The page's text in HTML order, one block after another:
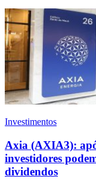
Investimentos
Axia (AXIA3):
investidores
dividendos